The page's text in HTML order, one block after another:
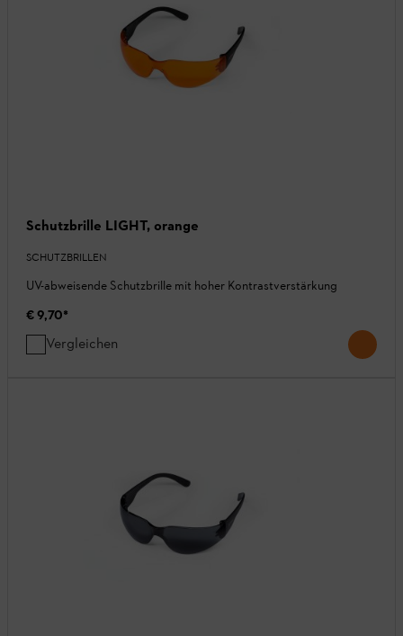
Schutzbrille LIGHT, orange
SCHUTZBRILLEN
UV-abweisende Schutzbrille mit hoher Kontrastverstärkung
€ 9,70*
Vergleichen